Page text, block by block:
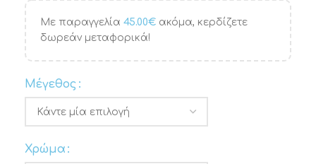
Με παραγγελία 45.00€ ακόμα, κερδίζετε
δωρεάν μεταφορικά!
Μέγεθος
Χρώμα